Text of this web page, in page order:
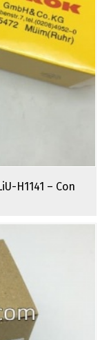
H1141 – Con